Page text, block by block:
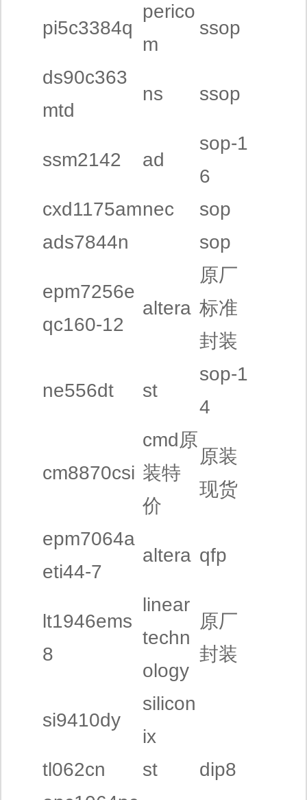
pi5c3384q
perico
m
ssop
ds90c363
mtd
ns ssop
ssm2142 ad
sop-1
6
cxd1175amnec
sop
ads7844n
sop
epm7256e
qc160-12
altera
原厂
标准
封装
ne556dt st
sop-1
4
cm8870csi
cmd原
装特
价
原装
现货
epm7064a
eti44-7
altera qfp
lt1946ems
8
linear
techn
ology
原厂
封装
si9410dy
silicon
ix
tl062cn
st
dip8